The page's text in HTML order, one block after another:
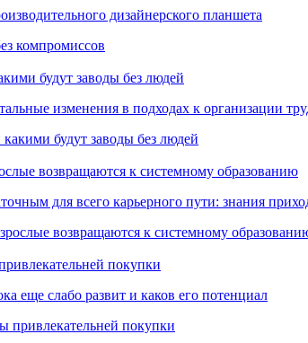
дизайнерского планшета
будут заводы без людей
изменения в подходах к организации
возвращаются к системному образованию
для всего карьерного пути: знания
покупки
еще слабо развит и каков его потенциал